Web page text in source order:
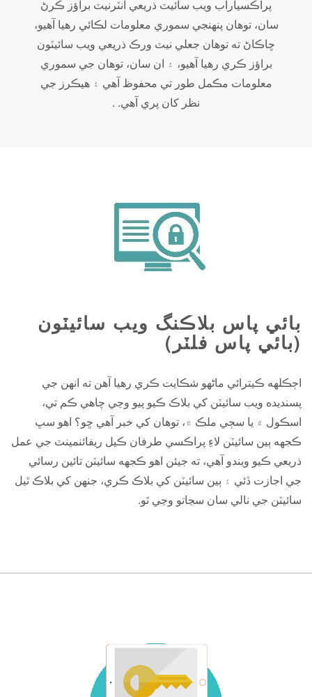
پراڪسياراب ويب سائيٽ ذريعي انٽرنيٽ براؤز ڪرڻ
سان، توهان پنهنجي سموري معلومات لڪائي رهيا آهيو،
ڇاڪاڻ ته توهان جعلي نيٽ ورڪ ذريعي ويب سائيٽون
براؤز ڪري رهيا آهيو، ۽ ان سان، توهان جي سموري
معلومات مڪمل طور تي محفوظ آهي ۽ هيڪرز جي
نظر کان پري آهي. .
بائي پاس بلاڪنگ ويب سائيٽون
(بائي پاس فلٽر)
اڄڪلهه ڪيترائي ماڻهو شڪايت ڪري رهيا آهن ته انهن جي
پسنديده ويب سائيٽن کي بلاڪ ڪيو پيو وڃي چاهي ڪم تي،
اسڪول ۾ يا سڄي ملڪ ۾، توهان کي خبر آهي ڇو؟ اهو سڀ
ڪجهه ٻين سائيٽن لاءِ پراڪسي طرفان ڪيل ريفائنمينٽ جي عمل
ذريعي ڪيو ويندو آهي، ته جيئن اهو ڪجهه سائيٽن تائين رسائي
جي اجازت ڏئي ۽ ٻين سائيٽن کي بلاڪ ڪري، جنهن کي بلاڪ ٿيل
سائيٽن جي نالي سان سڃاتو وڃي ٿو.